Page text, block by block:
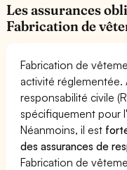
Les assurances
Fabrication de
Fabrication de
activité réglementée.
responsabilité civile
spécifiquement pour
Néanmoins, il est
des assurances de
Fabrication de